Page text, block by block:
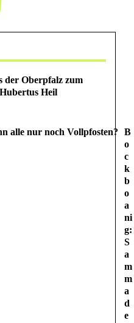
der Oberpfalz zum
Heil
B
o
c
k
b
o
a
ni
g:
S
a
m
m
a
d
e